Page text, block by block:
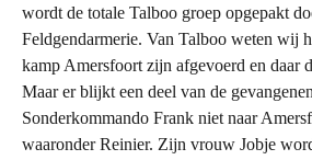
wordt de totale Talboo groep opgepakt
Feldgendarmerie. Van Talboo weten wij
kamp Amersfoort zijn afgevoerd en daar
Maar er blijkt een deel van de
Sonderkommando Frank niet naar
waaronder Reinier. Zijn vrouw Jobje